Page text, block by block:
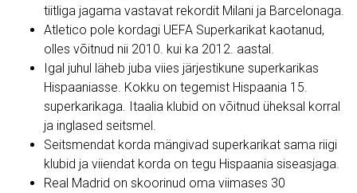
tiitliga jagama vastavat rekordit Milani ja Barcelonaga.
Atletico pole kordagi UEFA Superkarikat kaotanud,
olles võitnud nii 2010. kui ka 2012. aastal.
Igal juhul läheb juba viies järjestikune superkarikas
Hispaaniasse. Kokku on tegemist Hispaania 15.
superkarikaga. Itaalia klubid on võitnud üheksal korral
ja inglased seitsmel.
Seitsmendat korda mängivad superkarikat sama riigi
klubid ja viiendat korda on tegu Hispaania siseasjaga.
Real Madrid on skoorinud oma viimases 30